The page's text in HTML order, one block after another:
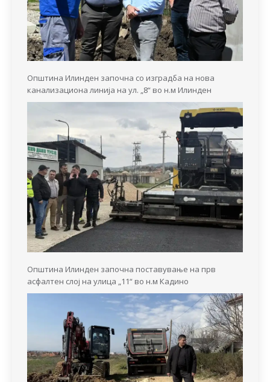
Општина Илинден започна со изградба на нова
канализациона линија на ул. „8“ во н.м Илинден
Општина Илинден започна поставување на прв
асфалтен слој на улица „11“ во н.м Кадино